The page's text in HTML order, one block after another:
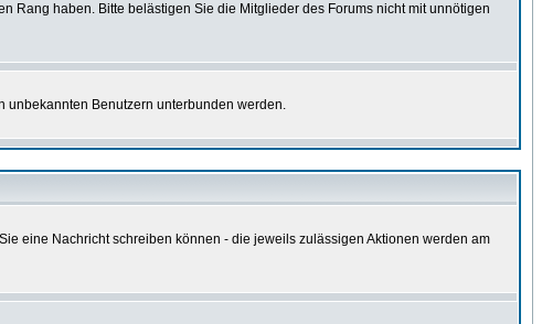
Rang haben. Bitte belästigen Sie die Mitglieder des Forums nicht mit unnötigen
unbekannten Benutzern unterbunden werden.
eine Nachricht schreiben können - die jeweils zulässigen Aktionen werden am